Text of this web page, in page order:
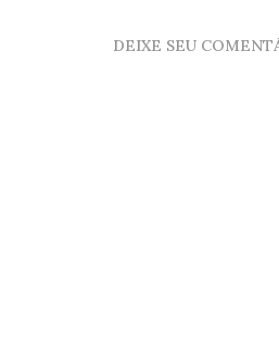
DEIXE SEU